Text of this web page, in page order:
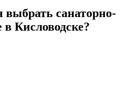
санаторно-
в Кисловодске?